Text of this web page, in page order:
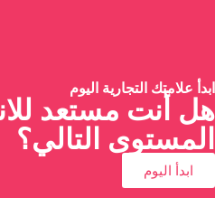
ابدأ علامتك التجارية اليوم
هل أنت مستعد
المستوى التالي؟
ابدأ اليوم